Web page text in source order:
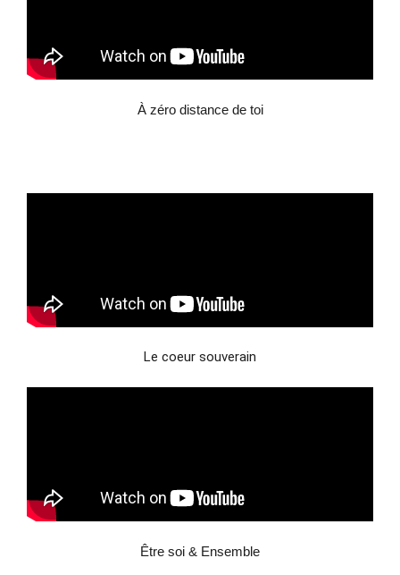
À zéro distance de toi
Le coeur souverain
Être soi & Ensemble